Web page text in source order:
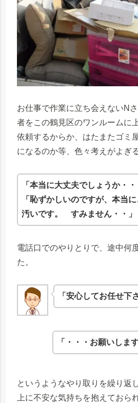
お仕事で作業に立ち会えないN
者をこの鶴見区のワンルームに
依頼するからか、はたまたゴミ
になるのか等、色々考えがよぎ
「本当に大丈夫でしょうか・・
「恥ずかしいのですが、本当
汚いです。 すみません・・」
電話口でのやりとりで、途中何
た。
「安心してお任せ下
「・・・お願いしま
というようなやり取りを繰り返
上に不安な気持ちを抱えておら